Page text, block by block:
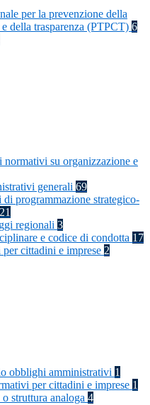
per la prevenzione della
della trasparenza (PTPCT) 6
normativi su organizzazione e
generali 69
programmazione strategico-
21
regionali 3
e codice di condotta 17
cittadini e imprese 2
obblighi amministrativi 1
per cittadini e imprese 1
struttura analoga 4